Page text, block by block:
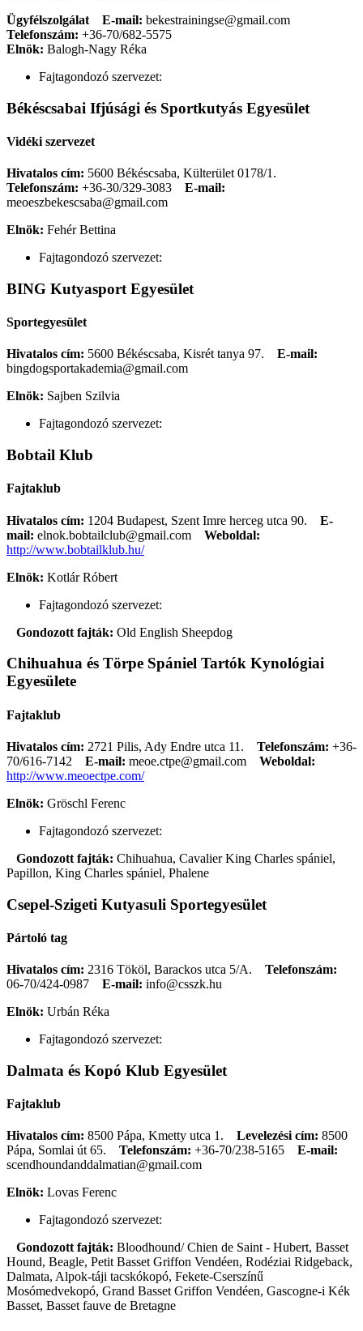
Ügyfélszolgálat
E-mail: bekestrainingse@gmail.com
Telefonszám: +36-70/682-5575
Elnök: Balogh-Nagy Réka
Fajtagondozó szervezet:
Békéscsabai Ifjúsági és Sportkutyás Egyesület
Vidéki szervezet
Hivatalos cím: 5600 Békéscsaba, Külterület 0178/1.
Telefonszám: +36-30/329-3083
E-mail:
meoeszbekescsaba@gmail.com
Elnök: Fehér Bettina
Fajtagondozó szervezet:
BING Kutyasport Egyesület
Sportegyesület
Hivatalos cím: 5600 Békéscsaba, Kisrét tanya 97. E-mail:
bingdogsportakademia@gmail.com
Elnök: Sajben Szilvia
Fajtagondozó szervezet:
Bobtail Klub
Fajtaklub
Hivatalos cím: 1204 Budapest, Szent Imre herceg utca 90. E-
mail: elnok.bobtailclub@gmail.com
Weboldal:
http://www.bobtailklub.hu/
Elnök: Kotlár Róbert
Fajtagondozó szervezet:
Gondozott fajták: Old English Sheepdog
Chihuahua és Törpe Spániel Tartók Kynológiai
Egyesülete
Fajtaklub
Hivatalos cím: 2721 Pilis, Ady Endre utca 11. Telefonszám: +36-
70/616-7142
E-mail: meoe.ctpe@gmail.com
Weboldal:
http://www.meoectpe.com/
Elnök: Gröschl Ferenc
Fajtagondozó szervezet:
Gondozott fajták: Chihuahua, Cavalier King Charles spániel,
Papillon, King Charles spániel, Phalene
Csepel-Szigeti Kutyasuli Sportegyesület
Pártoló tag
Hivatalos cím: 2316 Tököl, Barackos utca 5/A. Telefonszám:
06-70/424-0987
E-mail: info@csszk.hu
Elnök: Urbán Réka
Fajtagondozó szervezet:
Dalmata és Kopó Klub Egyesület
Fajtaklub
Hivatalos cím: 8500 Pápa, Kmetty utca 1. Levelezési cím: 8500
Pápa, Somlai út 65.
Telefonszám: +36-70/238-5165
E-mail:
scendhoundanddalmatian@gmail.com
Elnök: Lovas Ferenc
Fajtagondozó szervezet:
Gondozott fajták: Bloodhound/ Chien de Saint - Hubert, Basset
Hound, Beagle, Petit Basset Griffon Vendéen, Rodéziai Ridgeback,
Dalmata, Alpok-táji tacskókopó, Fekete-Cserszínű
Mosómedvekopó, Grand Basset Griffon Vendéen, Gascogne-i Kék
Basset, Basset fauve de Bretagne